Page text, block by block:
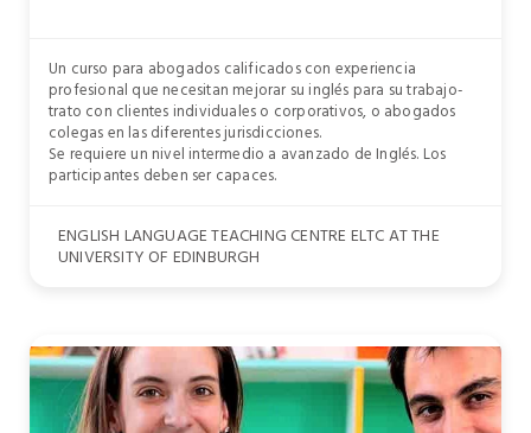
Un curso para abogados calificados con experiencia
profesional que necesitan mejorar su inglés para su trabajo-
trato con clientes individuales o corporativos, o abogados
colegas en las diferentes jurisdicciones.
Se requiere un nivel intermedio a avanzado de Inglés. Los
participantes deben ser capaces.
ENGLISH LANGUAGE TEACHING CENTRE ELTC AT THE
UNIVERSITY OF EDINBURGH